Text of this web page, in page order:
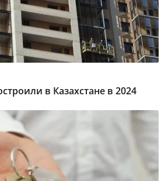
в Казахстане в 2024